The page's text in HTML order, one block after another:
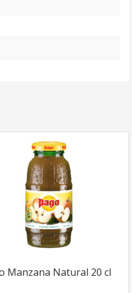
Manzana Natural 20 cl